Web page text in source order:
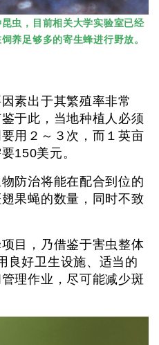
虫，目前相关大学实验室已经
养足够多的寄生蜂进行野放。
素出于其繁殖率非常
于此，当地种植人必须
用２～３次，而１英亩
150美元。
防治将能在配合到位的
果蝇的数量，同时不致
目，乃借鉴于害虫整体
良好卫生设施、适当的
理作业，尽可能减少斑